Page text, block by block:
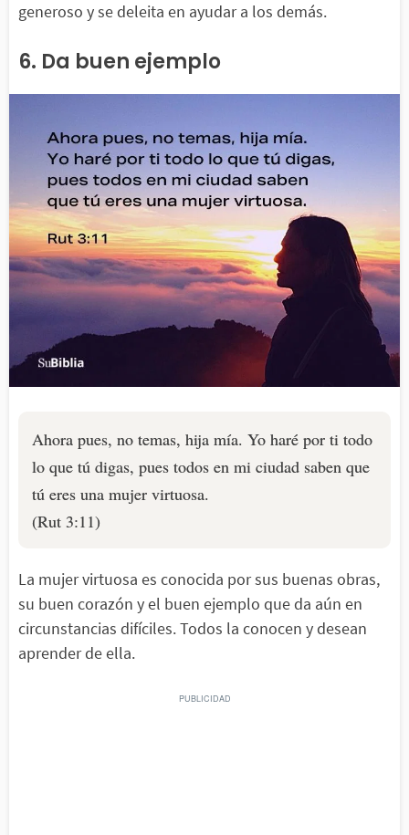
generoso y se deleita en ayudar a los demás.
6. Da buen ejemplo
Ahora pues, no temas, hija mía. Yo haré por ti todo
lo que tú digas, pues todos en mi ciudad saben que
tú eres una mujer virtuosa.
(Rut 3:11)
La mujer virtuosa es conocida por sus buenas obras,
su buen corazón y el buen ejemplo que da aún en
circunstancias difíciles. Todos la conocen y desean
aprender de ella.